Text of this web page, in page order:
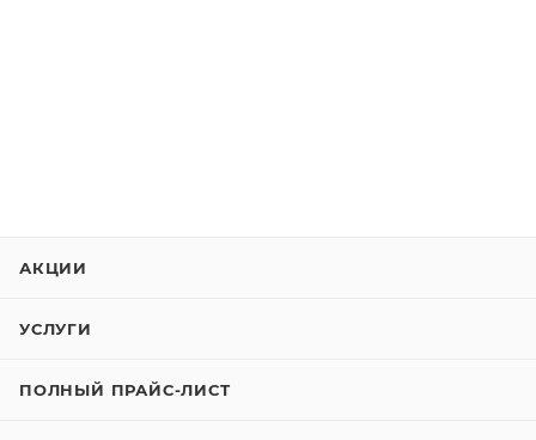
АКЦИИ
УСЛУГИ
ПОЛНЫЙ ПРАЙС-ЛИСТ